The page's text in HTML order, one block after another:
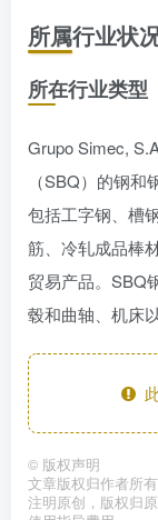
所属行业状
所在行业类型
Grupo Simec,
（SBQ）的钢
包括工字钢、槽
筋、冷轧成品棒
贸易产品。SBQ
毂和曲轴、机床
此
© 版权声明
文章版权归作者所
注明原创，版权归